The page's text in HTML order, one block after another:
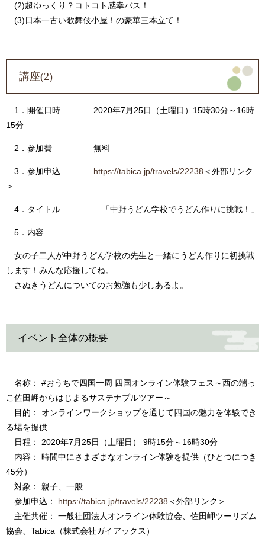
(2)超ゆっくり？コトコト感幸バス！
(3)日本一古い歌舞伎小屋！の豪華三本立て！
講座(2)
1．開催日時 2020年7月25日（土曜日）15時30分～16時
15分
2．参加費 無料
3．参加申込 https://tabica.jp/travels/22238 ＜外部リンク
＞
4．タイトル 「中野うどん学校でうどん作りに挑戦！」
5．内容
女の子二人が中野うどん学校の先生と一緒にうどん作りに初挑戦
します！みんな応援してね。
さぬきうどんについてのお勉強も少しあるよ。
イベント全体の概要
名称： #おうちで四国一周 四国オンライン体験フェス～西の端っ
こ佐田岬からはじまるサステナブルツアー～
目的： オンラインワークショップを通じて四国の魅力を体験でき
る場を提供
日程： 2020年7月25日（土曜日） 9時15分～16時30分
内容： 時間中にさまざまなオンライン体験を提供（ひとつにつき
45分）
対象： 親子、一般
参加申込： https://tabica.jp/travels/22238 ＜外部リンク＞
主催共催： 一般社団法人オンライン体験協会、佐田岬ツーリズム
協会、Tabica（株式会社ガイアックス）